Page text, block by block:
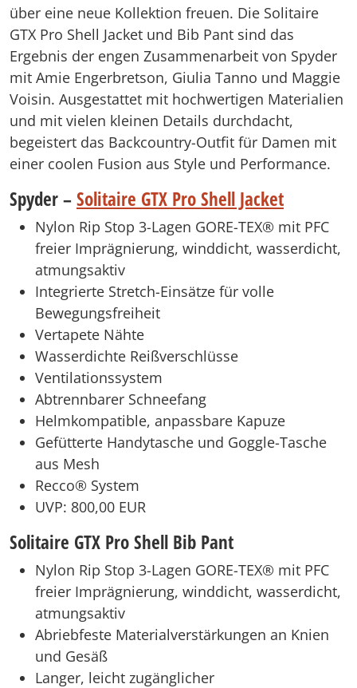
über eine neue Kollektion freuen. Die Solitaire
GTX Pro Shell Jacket und Bib Pant sind das
Ergebnis der engen Zusammenarbeit von Spyder
mit Amie Engerbretson, Giulia Tanno und Maggie
Voisin. Ausgestattet mit hochwertigen Materialien
und mit vielen kleinen Details durchdacht,
begeistert das Backcountry-Outfit für Damen mit
einer coolen Fusion aus Style und Performance.
Spyder –Solitaire GTX Pro Shell Jacket
Nylon Rip Stop 3-Lagen GORE-TEX® mit PFC
freier Imprägnierung, winddicht, wasserdicht,
atmungsaktiv
Integrierte Stretch-Einsätze für volle
Bewegungsfreiheit
Vertapete Nähte
Wasserdichte Reißverschlüsse
Ventilationssystem
Abtrennbarer Schneefang
Helmkompatible, anpassbare Kapuze
Gefütterte Handytasche und Goggle-Tasche
aus Mesh
Recco® System
UVP: 800,00 EUR
Solitaire GTX Pro Shell Bib Pant
Nylon Rip Stop 3-Lagen GORE-TEX® mit PFC
freier Imprägnierung, winddicht, wasserdicht,
atmungsaktiv
Abriebfeste Materialverstärkungen an Knien
und Gesäß
Langer, leicht zugänglicher